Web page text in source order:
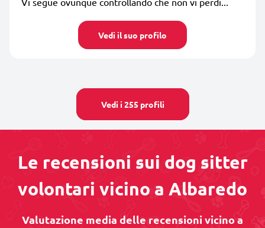
Vedi il suo profilo
Vedi i 255 profili
Le recensioni sui dog sitter
volontari vicino a Albaredo
Valutazione media delle recensioni vicino a